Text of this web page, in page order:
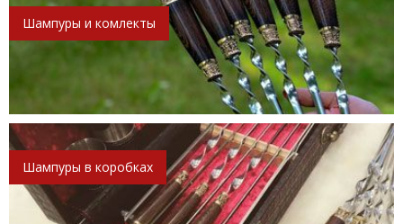
Шампуры и комлекты
Шампуры в коробках